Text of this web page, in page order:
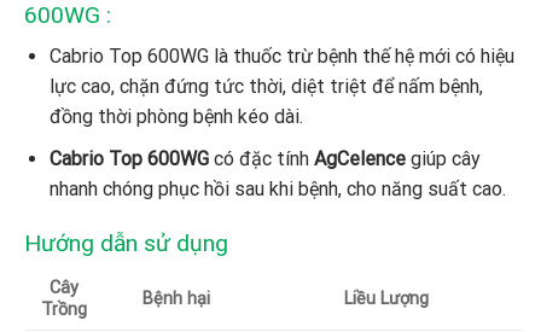
600WG :
Cabrio Top 600WG là thuốc trừ bệnh thế hệ mới có hiệu
lực cao, chặn đứng tức thời, diệt triệt để nấm bệnh,
đồng thời phòng bệnh kéo dài.
Cabrio Top 600WGcó đặc tính AgCelencegiúp cây
nhanh chóng phục hồi sau khi bệnh, cho năng suất cao.
Hướng dẫn sử dụng
Cây
Trồng
Bệnh hại Liều Lượng